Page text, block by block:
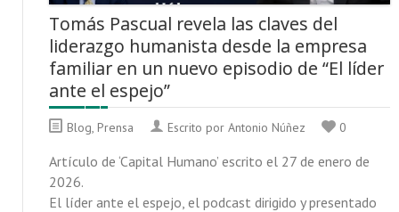
Tomás Pascual revela las claves del
liderazgo humanista desde la empresa
familiar en un nuevo episodio de “El líder
ante el espejo”
Blog, Prensa Escrito por Antonio Núñez 0
Artículo de ‘Capital Humano’ escrito el 27 de enero de
2026.
El líder ante el espejo, el podcast dirigido y presentado